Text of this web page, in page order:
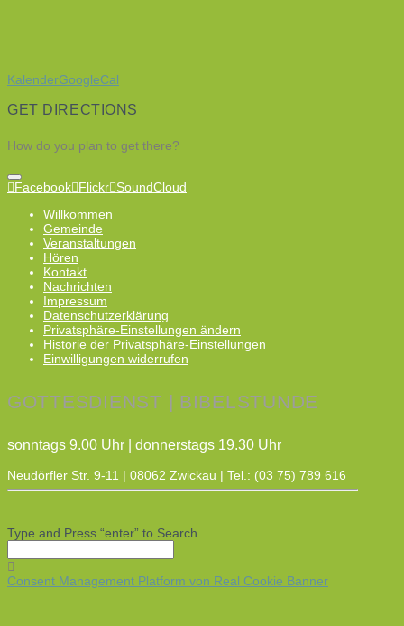
KalenderGoogleCal
GET DIRECTIONS
How do you plan to get there?
Facebook Flickr SoundCloud
Willkommen
Gemeinde
Veranstaltungen
Hören
Kontakt
Nachrichten
Impressum
Datenschutzerklärung
Privatsphäre-Einstellungen ändern
Historie der Privatsphäre-Einstellungen
Einwilligungen widerrufen
GOTTESDIENST | BIBELSTUNDE
sonntags 9.00 Uhr | donnerstags 19.30 Uhr
Neudörfler Str. 9-11 | 08062 Zwickau | Tel.: (03 75) 789 616
Type and Press “enter” to Search
Consent Management Platform von Real Cookie Banner